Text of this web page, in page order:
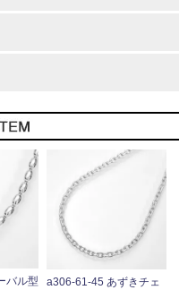
バル型
a306-61-45 あずきチェ